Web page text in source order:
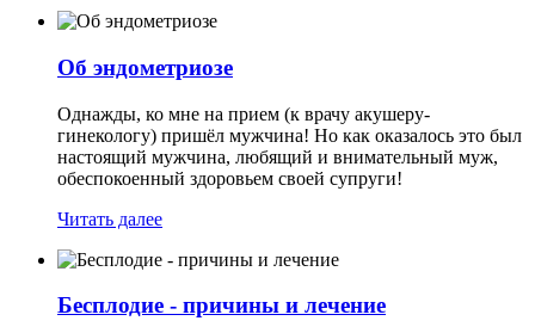
Об эндометриозе
Однажды, ко мне на прием (к врачу акушеру-
гинекологу) пришёл мужчина! Но как оказалось это был
настоящий мужчина, любящий и внимательный муж,
обеспокоенный здоровьем своей супруги!
Читать далее
Бесплодие - причины и лечение